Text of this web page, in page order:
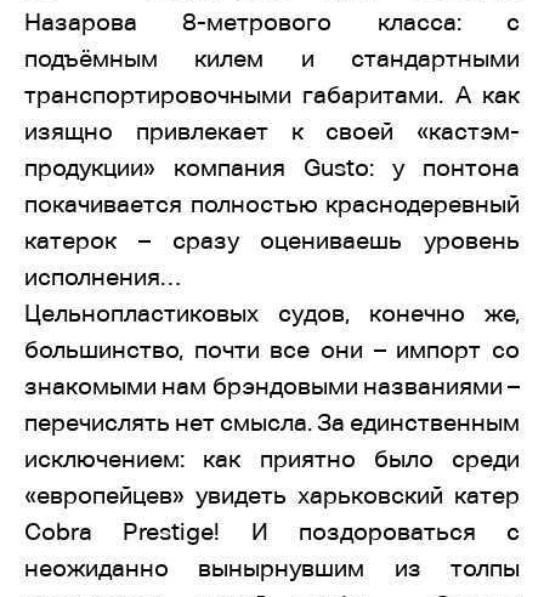
Назарова 8-метрового класса: с
подъёмным килем и стандартными
транспортировочными габаритами. А как
изящно привлекает к своей «кастэм-
продукции» компания Gusto: у понтона
покачивается полностью краснодеревный
катерок – сразу оцениваешь уровень
исполнения…
Цельнопластиковых судов, конечно же,
большинство, почти все они – импорт со
знакомыми нам брэндовыми названиями –
перечислять нет смысла. За единственным
исключением: как приятно было среди
«европейцев» увидеть харьковский катер
Cobra Prestige! И поздороваться с
неожиданно вынырнувшим из толпы